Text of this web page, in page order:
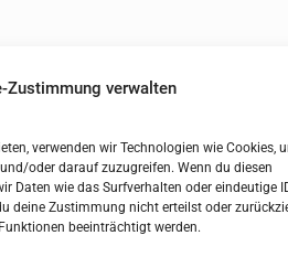
Zustimmung verwalten
verwenden wir Technologien wie Cookies,
oder darauf zuzugreifen. Wenn du diesen
Daten wie das Surfverhalten oder eindeutige
deine Zustimmung nicht erteilst oder
beeinträchtigt werden.
Wilfried
Fassbender
Beisitzer